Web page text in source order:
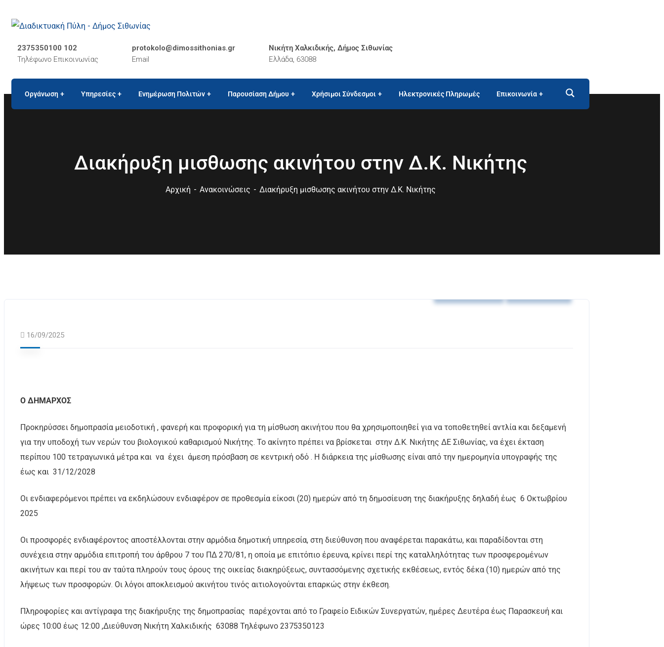
2375350100 102
Τηλέφωνο Επικοινωνίας
protokolo@dimossithonias.gr
Email
Νικήτη Χαλκιδικής, Δήμος Σιθωνίας
Ελλάδα, 63088
Οργάνωση Υπηρεσίες Ενημέρωση Πολιτών Παρουσίαση Δήμου Χρήσιμοι Σύνδεσμοι Ηλεκτρονικές Πληρωμές Επικοινωνία
Διακήρυξη μισθωσης ακινήτου στην Δ.Κ. Νικήτης
Αρχική Ανακοινώσεις Διακήρυξη μισθωσης ακινήτου στην Δ.Κ. Νικήτης
16/09/2025
Ο ΔΗΜΑΡΧΟΣ
Προκηρύσσει δημοπρασία μειοδοτική , φανερή και προφορική για τη μίσθωση ακινήτου που θα χρησιμοποιηθεί για να τοποθετηθεί αντλία και δεξαμενή
για την υποδοχή των νερών του βιολογικού καθαρισμού Νικήτης. Το ακίνητο πρέπει να βρίσκεται στην Δ.Κ. Νικήτης ΔΕ Σιθωνίας, να έχει έκταση
περίπου 100 τετραγωνικά μέτρα και να έχει άμεση πρόσβαση σε κεντρική οδό . Η διάρκεια της μίσθωσης είναι από την ημερομηνία υπογραφής της
έως και 31/12/2028
Οι ενδιαφερόμενοι πρέπει να εκδηλώσουν ενδιαφέρον σε προθεσμία είκοσι (20) ημερών από τη δημοσίευση της διακήρυξης δηλαδή έως 6 Οκτωβρίου
2025
Οι προσφορές ενδιαφέροντος αποστέλλονται στην αρμόδια δημοτική υπηρεσία, στη διεύθυνση που αναφέρεται παρακάτω, και παραδίδονται στη
συνέχεια στην αρμόδια επιτροπή του άρθρου 7 του ΠΔ 270/81, η οποία με επιτόπιο έρευνα, κρίνει περί της καταλληλότητας των προσφερομένων
ακινήτων και περί του αν ταύτα πληρούν τους όρους της οικείας διακηρύξεως, συντασσόμενης σχετικής εκθέσεως, εντός δέκα (10) ημερών από της
λήψεως των προσφορών. Οι λόγοι αποκλεισμού ακινήτου τινός αιτιολογούνται επαρκώς στην έκθεση.
Πληροφορίες και αντίγραφα της διακήρυξης της δημοπρασίας παρέχονται από το Γραφείο Ειδικών Συνεργατών, ημέρες Δευτέρα έως Παρασκευή και
ώρες 10:00 έως 12:00 ,Διεύθυνση Νικήτη Χαλκιδικής 63088 Τηλέφωνο 2375350123